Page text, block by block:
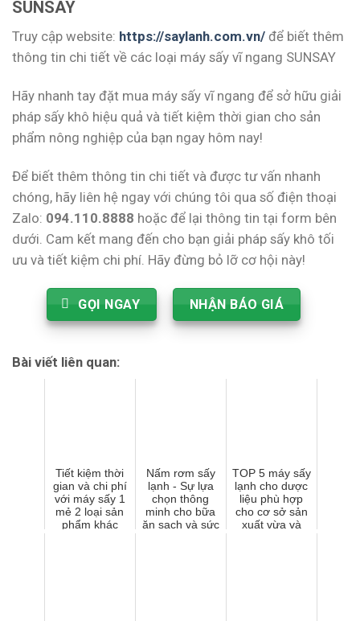
SUNSAY
Truy cập website: https://saylanh.com.vn/ để biết thêm
thông tin chi tiết về các loại máy sấy vĩ ngang SUNSAY
Hãy nhanh tay đặt mua máy sấy vĩ ngang để sở hữu giải
pháp sấy khô hiệu quả và tiết kiệm thời gian cho sản
phẩm nông nghiệp của bạn ngay hôm nay!
Để biết thêm thông tin chi tiết và được tư vấn nhanh
chóng, hãy liên hệ ngay với chúng tôi qua số điện thoại
Zalo: 094.110.8888 hoặc để lại thông tin tại form bên
dưới. Cam kết mang đến cho bạn giải pháp sấy khô tối
ưu và tiết kiệm chi phí. Hãy đừng bỏ lỡ cơ hội này!
GỌI NGAY NHẬN BÁO GIÁ
Bài viết liên quan:
Tiết kiệm thời
gian và chi phí
với máy sấy 1
mẻ 2 loại sản
phẩm khác
Nấm rơm sấy
lạnh - Sự lựa
chọn thông
minh cho bữa
ăn sạch và sức
TOP 5 máy sấy
lạnh cho dược
liệu phù hợp
cho cơ sở sản
xuất vừa và